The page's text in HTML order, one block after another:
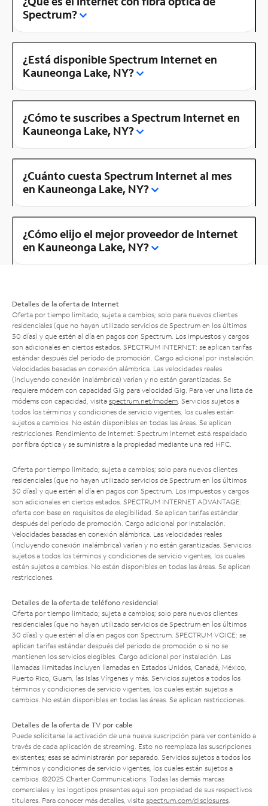
Spectrum?
¿Está disponible Spectrum Internet en
Kauneonga Lake, NY?
¿Cómo te suscribes a Spectrum Internet en
Kauneonga Lake, NY?
¿Cuánto cuesta Spectrum Internet al mes
en Kauneonga Lake, NY?
¿Cómo elijo el mejor proveedor de Internet
en Kauneonga Lake, NY?
Detalles de la oferta de Internet
Oferta por tiempo limitado; sujeta a cambios; solo para nuevos clientes
residenciales (que no hayan utilizado servicios de Spectrum en los últimos
30 días) y que estén al día en pagos con Spectrum. Los impuestos y cargos
son adicionales en ciertos estados. SPECTRUM INTERNET: se aplican tarifas
estándar después del período de promoción. Cargo adicional por instalación.
Velocidades basadas en conexión alámbrica. Las velocidades reales
(incluyendo conexión inalámbrica) varían y no están garantizadas. Se
requiere módem con capacidad Gig para velocidad Gig. Para ver una lista de
módems con capacidad, visita spectrum.net/modem . Servicios sujetos a
todos los términos y condiciones de servicio vigentes, los cuales están
sujetos a cambios. No están disponibles en todas las áreas. Se aplican
restricciones. Rendimiento de Internet: Spectrum Internet está respaldado
por fibra óptica y se suministra a la propiedad mediante una red HFC.
Oferta por tiempo limitado; sujeta a cambios; solo para nuevos clientes
residenciales (que no hayan utilizado servicios de Spectrum en los últimos
30 días) y que estén al día en pagos con Spectrum. Los impuestos y cargos
son adicionales en ciertos estados. SPECTRUM INTERNET ADVANTAGE:
oferta con base en requisitos de elegibilidad. Se aplican tarifas estándar
después del período de promoción. Cargo adicional por instalación.
Velocidades basadas en conexión alámbrica. Las velocidades reales
(incluyendo conexión inalámbrica) varían y no están garantizadas. Servicios
sujetos a todos los términos y condiciones de servicio vigentes, los cuales
están sujetos a cambios. No están disponibles en todas las áreas. Se aplican
restricciones.
Detalles de la oferta de teléfono residencial
Oferta por tiempo limitado; sujeta a cambios; solo para nuevos clientes
residenciales (que no hayan utilizado servicios de Spectrum en los últimos
30 días) y que estén al día en pagos con Spectrum. SPECTRUM VOICE: se
aplican tarifas estándar después del período de promoción o si no se
mantienen los servicios elegibles. Cargo adicional por instalación. Las
llamadas ilimitadas incluyen llamadas en Estados Unidos, Canadá, México,
Puerto Rico, Guam, las Islas Vírgenes y más. Servicios sujetos a todos los
términos y condiciones de servicio vigentes, los cuales están sujetos a
cambios. No están disponibles en todas las áreas. Se aplican restricciones.
Detalles de la oferta de TV por cable
Puede solicitarse la activación de una nueva suscripción para ver contenido a
través de cada aplicación de streaming. Esto no reemplaza las suscripciones
existentes; esas se administrarán por separado. Servicios sujetos a todos los
términos y condiciones de servicio vigentes, los cuales están sujetos a
cambios. ©2025 Charter Communications. Todas las demás marcas
comerciales y los logotipos presentes aquí son propiedad de sus respectivos
titulares. Para conocer más detalles, visita spectrum.com/disclosures